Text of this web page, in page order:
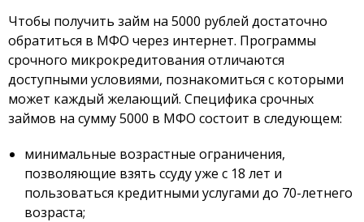
Чтобы получить займ на 5000 рублей достаточно
обратиться в МФО через интернет. Программы
срочного микрокредитования отличаются
доступными условиями, познакомиться с которыми
может каждый желающий. Специфика срочных
займов на сумму 5000 в МФО состоит в следующем:
минимальные возрастные ограничения,
позволяющие взять ссуду уже с 18 лет и
пользоваться кредитными услугами до 70-летнего
возраста;